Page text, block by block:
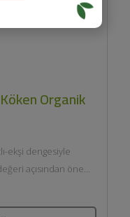
Organik
ekşi dengesiyle
açısından öne...